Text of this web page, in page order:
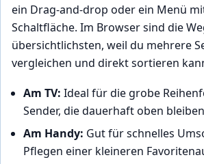
ein Drag-and-drop oder ein Menü
Schaltfläche. Im Browser sind die
übersichtlichsten, weil du mehrere
vergleichen und direkt sortieren
Am TV: Ideal für die grobe
Sender, die dauerhaft oben
Am Handy: Gut für schnelles
Pflegen einer kleineren